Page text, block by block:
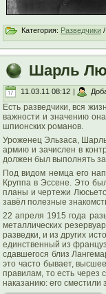
Категория: Разведчики /
Шарль
11.03.11 08:12 |
Есть разведчики, вся
важности и значению
шпионских романов.
Уроженец Эльзаса,
армию и зачислен в
должен был выполнять
Под видом немца его
Круппа в Эссене. Это
планы и чертежи
завёл полезные
22 апреля 1915 года
металлических
разведки, и из других
единственный из
сдавшегося близ
это часто бывает,
правилам, то есть через
наказанию: его сместили